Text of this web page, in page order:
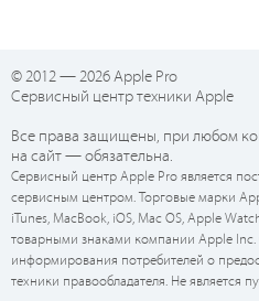
© 2012 — 2026 Apple Pro
Сервисный центр техники Apple
Все права защищены, при любом
на сайт — обязательна.
Сервисный центр Apple Pro является
сервисным центром. Торговые марки
iTunes, MacBook, iOS, Mac OS, Apple
товарными знаками компании Apple Inc.
информирования потребителей о
техники правообладателя. Не является